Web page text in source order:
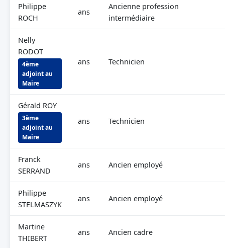
Philippe
ROCH
ans
Ancienne profession
intermédiaire
Nelly
RODOT
4ème
adjoint au
Maire
ans Technicien
Gérald ROY
3ème
adjoint au
Maire
ans Technicien
Franck
SERRAND
ans Ancien employé
Philippe
STELMASZYK
ans Ancien employé
Martine
THIBERT
ans Ancien cadre